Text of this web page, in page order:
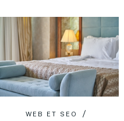
WEB ET SEO